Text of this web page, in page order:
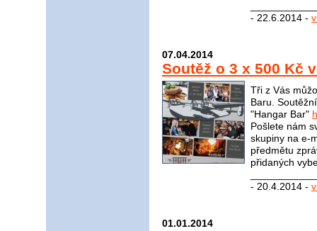
- 22.6.2014 -
07.04.2014
Soutěž o 3 x 500 Kč
Tři z Vás
Baru.
"Hangar Bar"
Pošlete nám
skupiny na e-
předmětu
přidaných
- 20.4.2014 -
01.01.2014